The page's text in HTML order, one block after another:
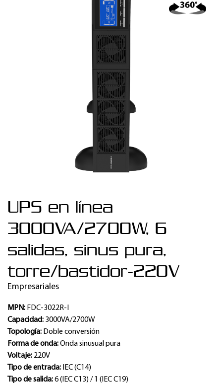
UPS en línea
3000VA/2700W, 6
salidas, sinus pura,
torre/bastidor-220V
Empresariales
MPN: FDC-3022R-I
Capacidad: 3000VA/2700W
Topología: Doble conversión
Forma de onda:Onda sinusual pura
Voltaje: 220V
Tipo de entrada: IEC (C14)
Tipo de salida:6 (IEC C13) / 1 (IEC C19)